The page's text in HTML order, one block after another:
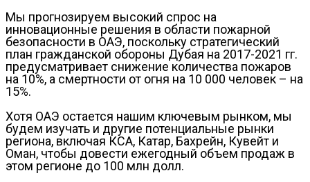
Мы прогнозируем высокий спрос на
инновационные решения в области пожарной
безопасности в ОАЭ, поскольку стратегический
план гражданской обороны Дубая на 2017-2021 гг.
предусматривает снижение количества пожаров
на 10%, а смертности от огня на 10 000 человек – на
15%.
Хотя ОАЭ остается нашим ключевым рынком, мы
будем изучать и другие потенциальные рынки
региона, включая КСА, Катар, Бахрейн, Кувейт и
Оман, чтобы довести ежегодный объем продаж в
этом регионе до 100 млн долл.